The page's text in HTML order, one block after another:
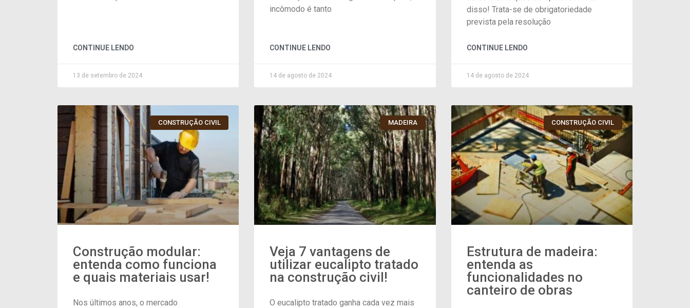
CONTINUE LENDO
13 de setembro de 2024
incômodo é tanto
CONTINUE LENDO
14 de agosto de 2024
disso! Trata-se de obrigatoriedade
prevista pela resolução
CONTINUE LENDO
14 de agosto de 2024
CONSTRUÇÃO CIVIL
Construção modular:
entenda como funciona
e quais materiais usar!
Nos últimos anos, o mercado
MADEIRA
Veja 7 vantagens de
utilizar eucalipto tratado
na construção civil!
O eucalipto tratado ganha cada vez mais
CONSTRUÇÃO CIVIL
Estrutura de madeira:
entenda as
funcionalidades no
canteiro de obras